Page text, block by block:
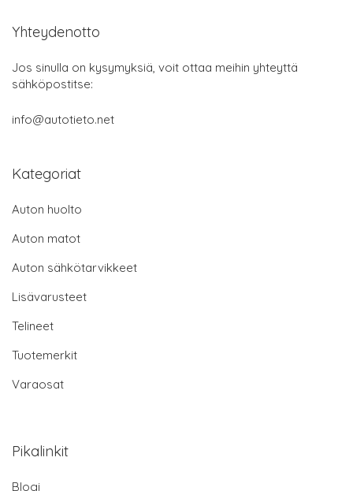
Yhteydenotto
Jos sinulla on kysymyksiä, voit ottaa meihin yhteyttä
sähköpostitse:
info@autotieto.net
Kategoriat
Auton huolto
Auton matot
Auton sähkötarvikkeet
Lisävarusteet
Telineet
Tuotemerkit
Varaosat
Pikalinkit
Blogi